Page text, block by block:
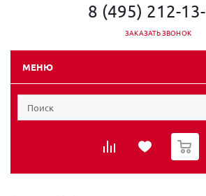
8 (495) 212-
ЗАКАЗАТЬ ЗВОНОК
МЕНЮ
0